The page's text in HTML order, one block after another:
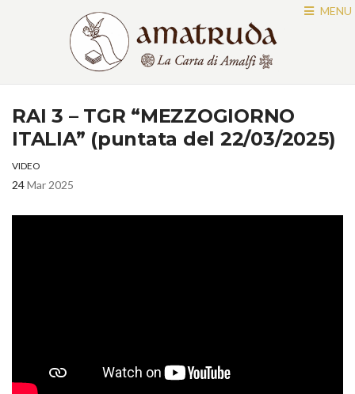
MENU
RAI 3 – TGR “MEZZOGIORNO
ITALIA” (puntata del 22/03/2025)
VIDEO
24Mar 2025